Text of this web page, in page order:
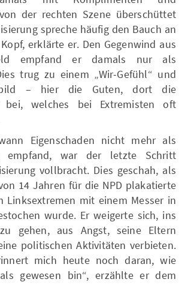
der rechten Szene überschüttet
spreche häufig den Bauch an
erklärte er. Den Gegenwind aus
empfand er damals nur als
trug zu einem „Wir-Gefühl“ und
– hier die Guten, dort die
bei, welches bei Extremisten oft
Eigenschaden nicht mehr als
empfand, war der letzte Schritt
vollbracht. Dies geschah, als
14 Jahren für die NPD plakatierte
Linksextremen mit einem Messer in
wurde. Er weigerte sich, ins
gehen, aus Angst, seine Eltern
politischen Aktivitäten verbieten.
mich heute noch daran, wie
gewesen bin“, erzählte er dem